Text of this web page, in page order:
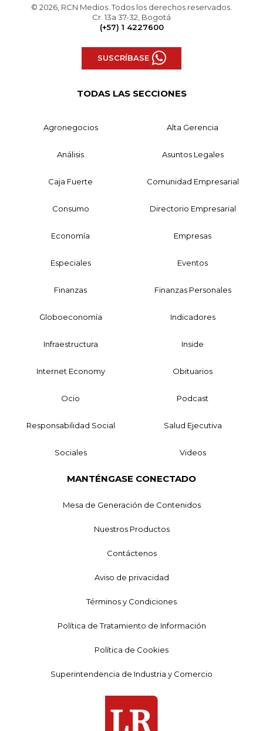
© 2026, RCN Medios. Todos los derechos reservados.
Cr. 13a 37-32, Bogotá
(+57) 1 4227600
SUSCRÍBASE
TODAS LAS SECCIONES
Agronegocios Alta Gerencia
Análisis Asuntos Legales
Caja Fuerte Comunidad Empresarial
Consumo Directorio Empresarial
Economía Empresas
Especiales Eventos
Finanzas Finanzas Personales
Globoeconomía Indicadores
Infraestructura Inside
Internet Economy Obituarios
Ocio Podcast
Responsabilidad Social Salud Ejecutiva
Sociales Videos
MANTÉNGASE CONECTADO
Mesa de Generación de Contenidos
Nuestros Productos
Contáctenos
Aviso de privacidad
Términos y Condiciones
Política de Tratamiento de Información
Política de Cookies
Superintendencia de Industria y Comercio